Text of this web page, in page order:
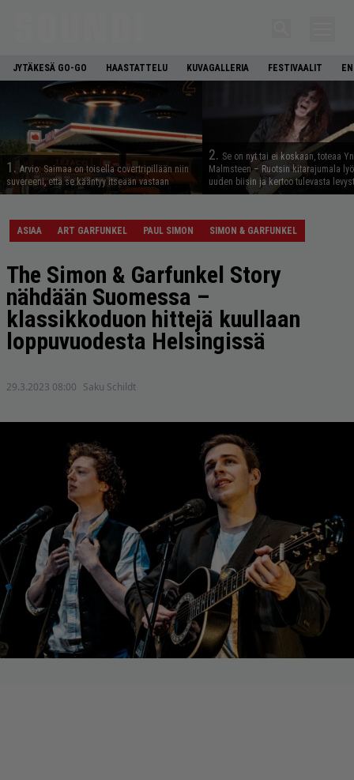
JYTÄKESÄ GO-GO HAASTATTELU KUVAGALLERIA FESTIVAALIT
1. Arvio: Saimaa on toisella covertripillään niin
suvereeni, että se kääntyy itseään vastaan
2. Se on nyt tai ei koskaan, toteaa
Malmsteen – Ruotsin kitarajumala
uuden biisin ja kertoo tulevasta
ASIAA ART GARFUNKEL PAUL SIMON SIMON & GARFUNKEL
The Simon & Garfunkel Story
nähdään Suomessa –
klassikkoduon hittejä kuullaan
loppuvuodesta Helsingissä
29.3.2023 08:00 Saku Schildt